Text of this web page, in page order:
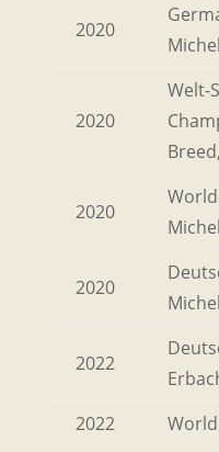
2020
2020
Welt-
2020
2020
2022
2022